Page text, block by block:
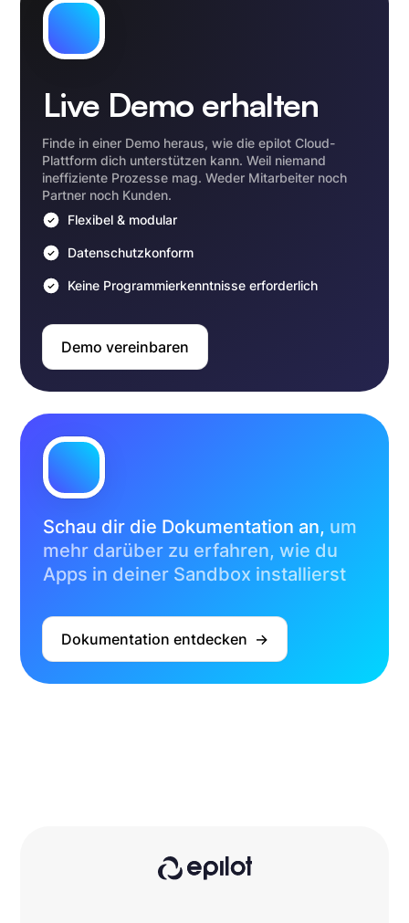
Live Demo erhalten
Finde in einer Demo heraus, wie die epilot Cloud-
Plattform dich unterstützen kann. Weil niemand
ineffiziente Prozesse mag. Weder Mitarbeiter noch
Partner noch Kunden.
Flexibel & modular
Datenschutzkonform
Keine Programmierkenntnisse erforderlich
Demo vereinbaren
Schau dir die Dokumentation an, um
mehr darüber zu erfahren, wie du
Apps in deiner Sandbox installierst
Dokumentation entdecken  ->